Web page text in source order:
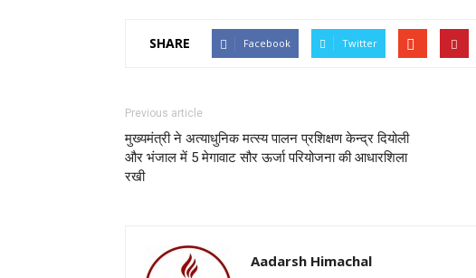
SHARE Facebook Twitter
Previous article
मुख्यमंत्री ने अत्याधुनिक मत्स्य पालन प्रशिक्षण केन्द्र दियोली
और भंजाल में 5 मेगावाट सौर ऊर्जा परियोजना की आधारशिला
रखी
Aadarsh Himachal